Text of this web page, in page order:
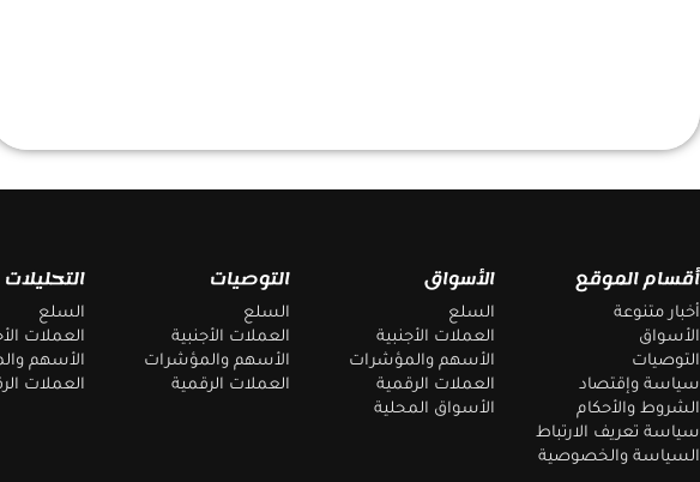
أقسام الموقع
أخبار متنوعة
الأسواق
التوصيات
سياسة وإقتصاد
الشروط والأحكام
سياسة تعريف الارتباط
السياسة والخصوصية
الأسواق
السلع
العملات الأجنبية
الأسهم والمؤشرات
العملات الرقمية
الأسواق المحلية
التوصيات
السلع
العملات الأجنبية
الأسهم والمؤشرات
العملات الرقمية
التحليلات
السلع
العملات
الأسهم
العملات